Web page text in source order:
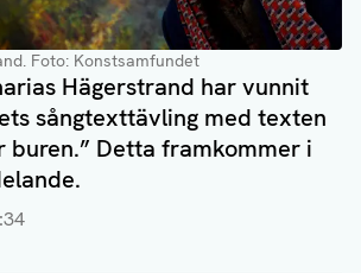
. Foto: Konstsamfundet
Hägerstrand har vunnit
sångtexttävling med texten
buren.” Detta framkommer i